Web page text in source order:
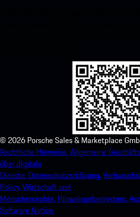
© 2026 Porsche Sales & Marketplace
Rechtliche Hinweise.Allgemeine
über digitale
Dienste. Datenschutzerklärung.
Policy.Wirtschaft und
Menschenrechte. Hinweisgebersystem.
Software Notice.